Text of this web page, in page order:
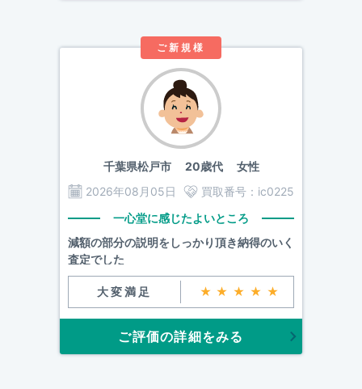
ご新規様
千葉県松戸市20歳代 女性
2026年08月05日
買取番号： ic0225
一心堂に感じたよいところ
減額の部分の説明をしっかり頂き納得のいく
査定でした
大変満足 ★★★★★
ご評価の詳細をみる